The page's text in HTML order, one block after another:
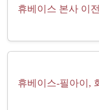
휴베이스 본사 이
휴베이스-필아이,